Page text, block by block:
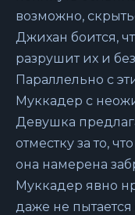
возможно,
Джихан боится,
разрушит их и
Параллельно с
Муккадер с
Девушка
отместку за то,
она намерена
Муккадер явно
даже не